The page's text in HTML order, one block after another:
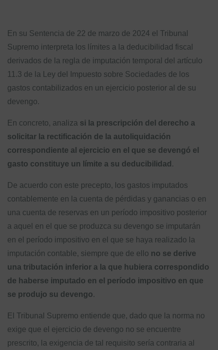
En su Sentencia de 22 de marzo de 2024 el Tribunal
Supremo interpreta los límites a la deducibilidad fiscal
derivados de la regla de imputación temporal del artículo
11.3 de la Ley del Impuesto sobre Sociedades de los
gastos contabilizados en un ejercicio posterior al de su
devengo.
En concreto, analiza si la prescripción del derecho a
solicitar la rectificación de la autoliquidación
correspondiente al ejercicio en el que se devengó el
gasto constituye un límite a su deducibilidad .
De acuerdo con este precepto, los gastos imputados
contablemente en la cuenta de pérdidas y ganancias o en
una cuenta de reservas en un período impositivo posterior
a aquel en el que se produzca su devengo se imputarán
en el período impositivo en el que se haya realizado la
imputación contable, siempre que de ello no se derive
una tributación inferior a la que hubiera correspondido
de haberse imputado en el período impositivo en que
se produjo su devengo.
El Tribunal Supremo entiende que, dado que la norma no
exige que el ejercicio de devengo no se encuentre
prescrito, la exigencia de tal requisito sería contraria al